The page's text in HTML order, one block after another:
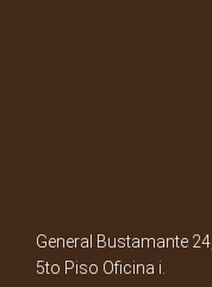
General Bustamante 24,
5to Piso Oficina i.